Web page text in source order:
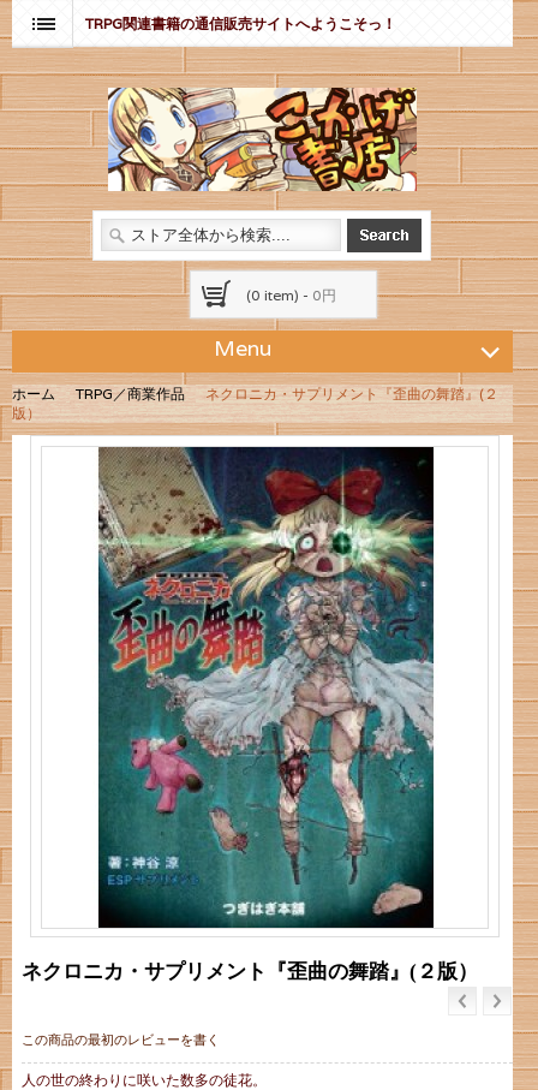
TRPG関連書籍の通信販売サイトへようこそっ！
(0 item) - 0円
Menu
ホーム TRPG／商業作品
ネクロニカ・サプリメント『歪曲の舞踏』(２
版）
ネクロニカ・サプリメント『歪曲の舞踏』(２版）
この商品の最初のレビューを書く
人の世の終わりに咲いた数多の徒花。